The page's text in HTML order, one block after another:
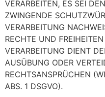
VERARBEITEN, ES SEI
ZWINGENDE
VERARBEITUNG
RECHTE UND
VERARBEITUNG DIENT
AUSÜBUNG ODER
RECHTSANSPRÜCHEN
ABS. 1 DSGVO).